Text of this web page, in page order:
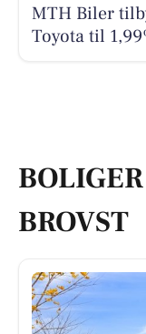
MTH Biler
Toyota til
BROVST